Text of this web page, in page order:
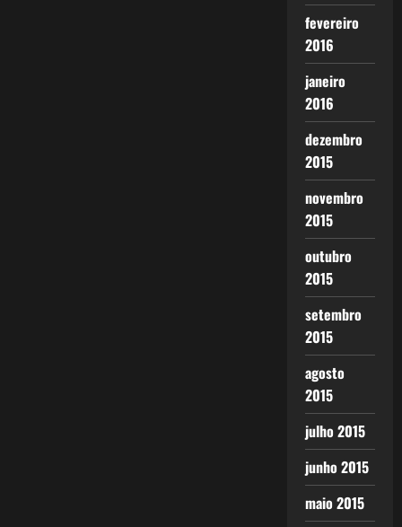
fevereiro
2016
janeiro
2016
dezembro
2015
novembro
2015
outubro
2015
setembro
2015
agosto
2015
julho 2015
junho 2015
maio 2015